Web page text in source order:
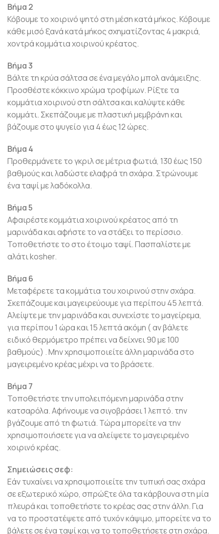
Βήμα 2
Κόβουμε το χοιρινό ψητό στη μέση κατά μήκος. Κόβουμε
κάθε μισό ξανά κατά μήκος σχηματίζοντας 4 μακριά,
χοντρά κομμάτια χοιρινού κρέατος.
Βήμα 3
Βάλτε τη κρύα σάλτσα σε ένα μεγάλο μπολ ανάμειξης.
Προσθέστε κόκκινο χρώμα τροφίμων. Ρίξτε τα
κομμάτια χοιρινού στη σάλτσα και καλύψτε κάθε
κομμάτι. Σκεπάζουμε με πλαστική μεμβράνη και
βάζουμε στο ψυγείο για 4 έως 12 ώρες.
Βήμα 4
Προθερμάνετε το γκριλ σε μέτρια φωτιά, 130 έως 150
βαθμούς και λαδώστε ελαφρά τη σχάρα. Στρώνουμε
ένα ταψί με λαδόκολλα.
Βήμα 5
Αφαιρέστε κομμάτια χοιρινού κρέατος από τη
μαρινάδα και αφήστε το να στάξει το περίσσιο.
Τοποθετήστε το στο έτοιμο ταψί. Πασπαλίστε με
αλάτι kosher.
Βήμα 6
Μεταφέρετε τα κομμάτια του χοιρινού στην σχάρα.
Σκεπάζουμε και μαγειρεύουμε για περίπου 45 λεπτά.
Αλείψτε με την μαρινάδα και συνεχίστε το μαγείρεμα,
για περίπου 1 ώρα και 15 λεπτά ακόμη ( αν βάλετε
ειδικό θερμόμετρο πρέπει να δείχνει 90 με 100
βαθμούς) . Μην χρησιμοποιείτε άλλη μαρινάδα στο
μαγειρεμένο κρέας μέχρι να το βράσετε.
Βήμα 7
Τοποθετήστε την υπολειπόμενη μαρινάδα στην
κατσαρόλα. Αφήνουμε να σιγοβράσει 1 λεπτό. την
βγάζουμε από τη φωτιά. Τώρα μπορείτε να την
χρησιμοποιήσετε για να αλείψετε το μαγειρεμένο
χοιρινό κρέας.
Σημειώσεις σεφ:
Εάν τυχαίνει να χρησιμοποιείτε την τυπική σας σχάρα
σε εξωτερικό χώρο, σπρώξτε όλα τα κάρβουνα στη μία
πλευρά και τοποθετήστε το κρέας σας στην άλλη. Για
να το προστατέψετε από τυχόν κάψιμο, μπορείτε να το
βάλετε σε ένα ταψί και να το τοποθετήσετε στη σχάρα.